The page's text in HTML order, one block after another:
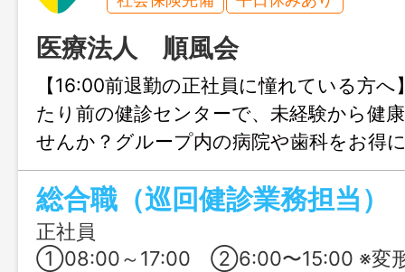
医療法人 順風会
【16:00前退勤の正社員に憧れている方
たり前の健診センターで、未経験から健
せんか？グループ内の病院や歯科をお得
保育も完備！家族に「おかえり」が言え
方におすすめです。
総合職（巡回健診業務担当）
正社員
①08:00～17:00 ②6:00〜15:00 ※変形労働時間制（1ヶ月単位） ※巡回先により勤務時間の